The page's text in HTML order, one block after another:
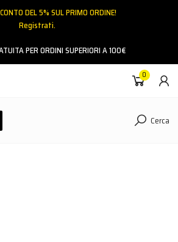
DEL 5% SUL PRIMO ORDINE!
Registrati.
PER ORDINI SUPERIORI A 100€
0
Cerca